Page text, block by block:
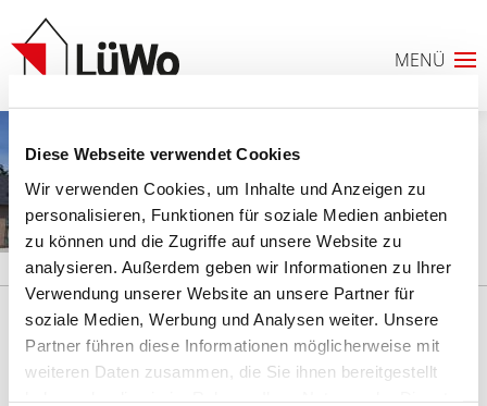
Diese Webseite verwendet Cookies
Wir verwenden Cookies, um Inhalte und Anzeigen zu
personalisieren, Funktionen für soziale Medien anbieten
zu können und die Zugriffe auf unsere Website zu
analysieren. Außerdem geben wir Informationen zu Ihrer
Verwendung unserer Website an unsere Partner für
soziale Medien, Werbung und Analysen weiter. Unsere
Partner führen diese Informationen möglicherweise mit
weiteren Daten zusammen, die Sie ihnen bereitgestellt
ANFRAGELISTE
© 2025 LÜDENSCHEIDER WOHNSTÄTTEN AG
STARTSEITE
DATENSCHUTZ